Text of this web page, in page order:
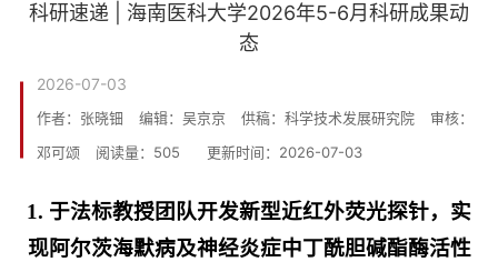
科研速递 | 海南医科大学2026年5-6月科研成果动
态
2026-07-03
作者：张晓钿 编辑：吴京京 供稿：科学技术发展研究院
审核：
邓可颂
阅读量： 505 更新时间：2026-07-03
1. 于法标教授团队开发新型近红外荧光探针，实
现阿尔茨海默病及神经炎症中丁酰胆碱酯酶活性